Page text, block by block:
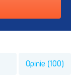
Opinie (100)